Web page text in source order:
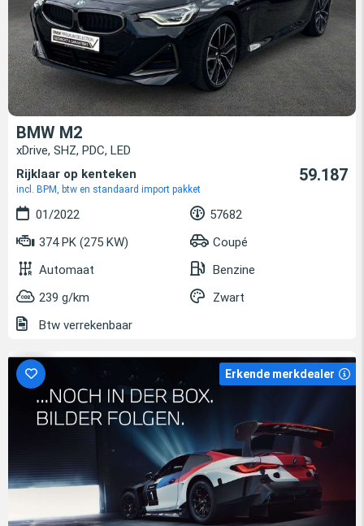
BMW M2
xDrive, SHZ, PDC, LED
Rijklaar op kenteken
incl. BPM, btw en standaard import pakket
59.187
01/2022
57682
374 PK (275 KW)
Coupé
Automaat
Benzine
239 g/km
Zwart
Btw verrekenbaar
Erkende merkdealer